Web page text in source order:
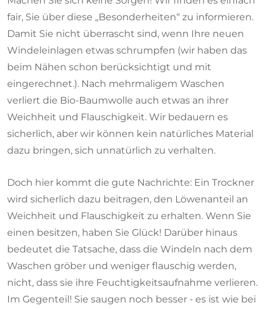
fair, Sie über diese „Besonderheiten“ zu informieren.
Damit Sie nicht überrascht sind, wenn Ihre neuen
Windeleinlagen etwas schrumpfen (wir haben das
beim Nähen schon berücksichtigt und mit
eingerechnet.). Nach mehrmaligem Waschen
verliert die Bio-Baumwolle auch etwas an ihrer
Weichheit und Flauschigkeit. Wir bedauern es
sicherlich, aber wir können kein natürliches Material
dazu bringen, sich unnatürlich zu verhalten.
Doch hier kommt die gute Nachrichte: Ein Trockner
wird sicherlich dazu beitragen, den Löwenanteil an
Weichheit und Flauschigkeit zu erhalten. Wenn Sie
einen besitzen, haben Sie Glück! Darüber hinaus
bedeutet die Tatsache, dass die Windeln nach dem
Waschen gröber und weniger flauschig werden,
nicht, dass sie ihre Feuchtigkeitsaufnahme verlieren.
Im Gegenteil! Sie saugen noch besser - es ist wie bei